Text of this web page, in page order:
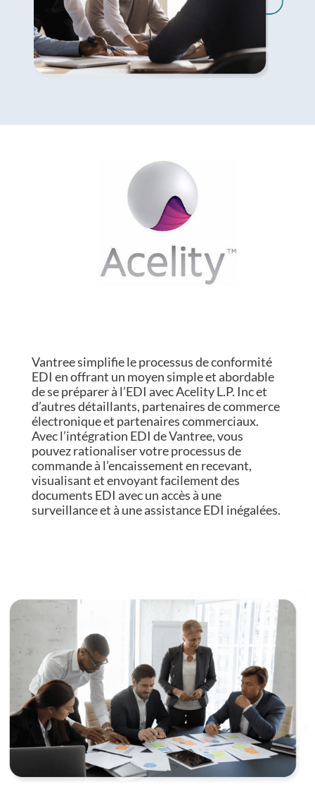
Vantree simplifie le processus de conformité
EDI en offrant un moyen simple et abordable
de se préparer à l’EDI avec Acelity L.P. Inc et
d’autres détaillants, partenaires de commerce
électronique et partenaires commerciaux.
Avec l’intégration EDI de Vantree, vous
pouvez rationaliser votre processus de
commande à l’encaissement en recevant,
visualisant et envoyant facilement des
documents EDI avec un accès à une
surveillance et à une assistance EDI inégalées.